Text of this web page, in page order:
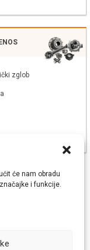
će nam obradu
i funkcije.
zglob